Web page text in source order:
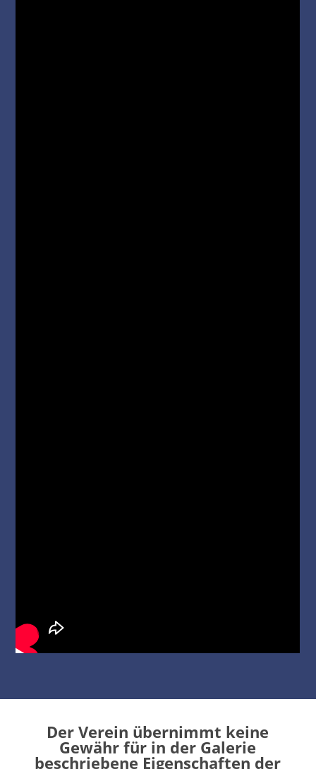
Der Verein übernimmt keine
Gewähr für in der Galerie
beschriebene Eigenschaften der